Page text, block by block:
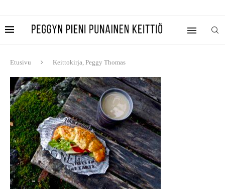
Etusivu Keittokirja, Peggy Thomas